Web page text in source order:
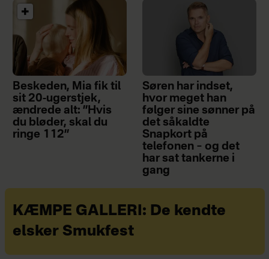
Beskeden, Mia fik til
sit 20-ugerstjek,
ændrede alt: ”Hvis
du bløder, skal du
ringe 112”
Søren har indset,
hvor meget han
følger sine sønner på
det såkaldte
Snapkort på
telefonen – og det
har sat tankerne i
gang
KÆMPE GALLERI: De kendte
elsker Smukfest